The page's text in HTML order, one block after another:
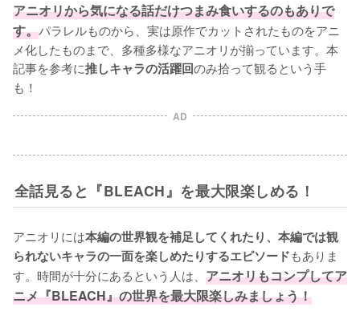
アニオリから気になる話だけつまみ食いするのもありで
す。パラレルものから、実は原作でカットされたものをアニ
メ化したものまで、多種多様なアニオリが揃っています。本
記事を参考に推しキャラの活躍回のみ拾って観るという手
も！
AD
全話見ると『BLEACH』を最大限楽しめる！
アニオリには本編の世界観を補足してくれたり、本編では観
られないキャラの一面を楽しめたりするエピソードもありま
す。時間が十分にあるという人は、 アニオリもコンプしてア
ニメ『BLEACH』の世界を最大限楽しみましょう！